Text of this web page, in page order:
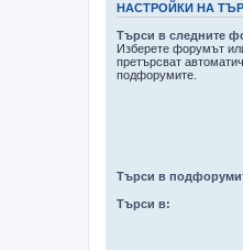
НАСТРОЙКИ НА
Търси в следните
Изберете форумът
претърсват
подфорумите.
Търси в
Търси в: